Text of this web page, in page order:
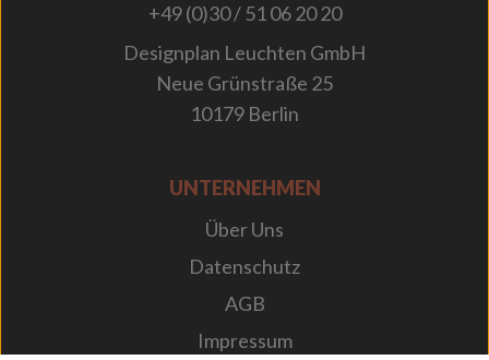
+49 (0)30 / 51 06 20 20
Designplan Leuchten GmbH
Neue Grünstraße 25
10179 Berlin
UNTERNEHMEN
Über Uns
Datenschutz
AGB
Impressum